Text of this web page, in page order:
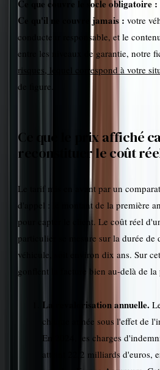
Ce que couvre le socle obligatoire :
Ce qu'il ne couvre jamais : votre
conducteur responsable, et le
entre les niveaux de garantie, notre
risques, lequel correspond à votre
de figure.
Ce que le prix affiché
reconstituer le coût
Le tarif mis en avant par un
d'appel : le montant de la première
pour capter le client. Le coût réel
particulier se mesure sur la durée de
véhicule, soit environ dix ans. Sur
gonflent la facture bien au-delà de la
La revalorisation annuelle.
chaque année sous l'effet de
En 2024, les charges
atteint 22,2 milliards d'euros,